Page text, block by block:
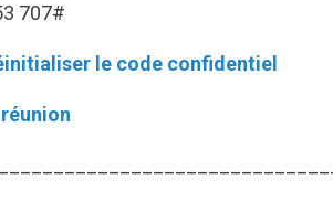
707#
le code confidentiel